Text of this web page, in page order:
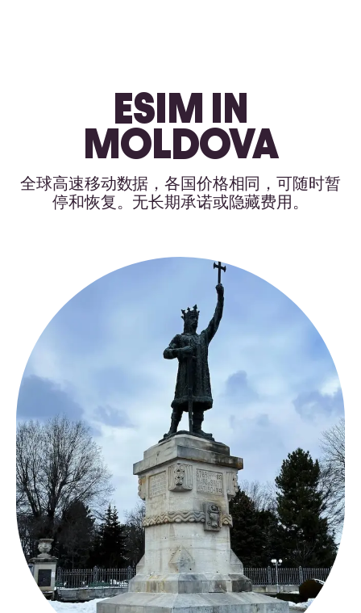
ESIM IN
MOLDOVA
全球高速移动数据，各国价格相同，可随时暂
停和恢复。无长期承诺或隐藏费用。